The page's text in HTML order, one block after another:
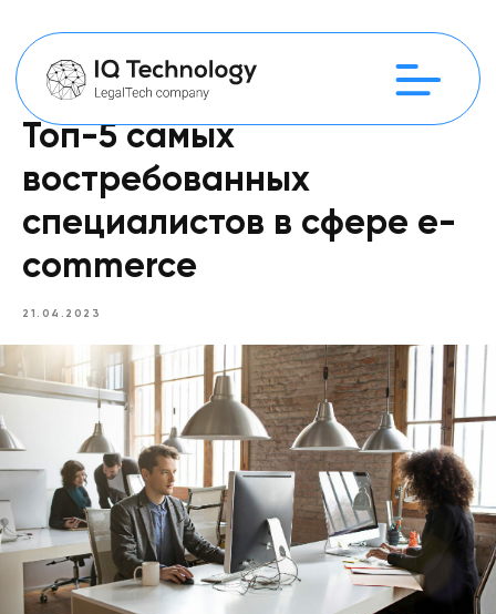
Топ-5 самых
востребованных
специалистов в сфере e-
commerce
21.04.2023